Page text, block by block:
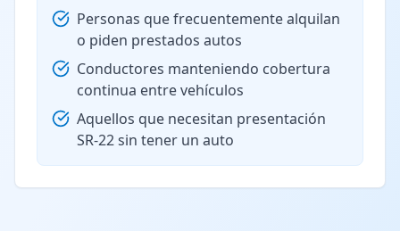
Personas que frecuentemente alquilan
o piden prestados autos
Conductores manteniendo cobertura
continua entre vehículos
Aquellos que necesitan presentación
SR-22 sin tener un auto